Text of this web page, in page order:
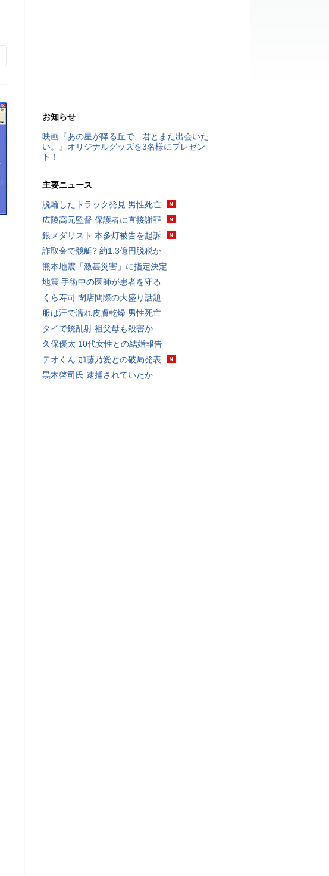
お知らせ
映画『あの星が降る丘で、君とまた出会いた
い。』オリジナルグッズを3名様にプレゼン
ト！
主要ニュース
脱輪したトラック発見 男性死亡
広陵高元監督 保護者に直接謝罪
銀メダリスト 本多灯被告を起訴
詐取金で競艇? 約1.3億円脱税か
熊本地震「激甚災害」に指定決定
地震 手術中の医師が患者を守る
くら寿司 閉店間際の大盛り話題
服は汗で濡れ皮膚乾燥 男性死亡
タイで銃乱射 祖父母も殺害か
久保優太 10代女性との結婚報告
テオくん 加藤乃愛との破局発表
黒木啓司氏 逮捕されていたか